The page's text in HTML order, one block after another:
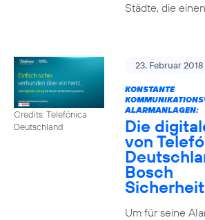
Städte, die
Credits: Telefónica
Deutschland
23. Februar 2018
KONSTANTE
ALARMANLAGEN:
Die
von
Bosch
Um für seine